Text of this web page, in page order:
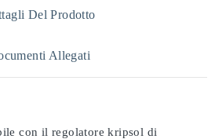
Del Prodotto
Allegati
con il regolatore kripsol di